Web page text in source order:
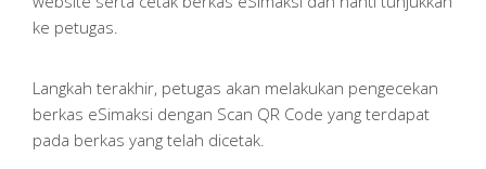
ke petugas.
Langkah terakhir, petugas akan melakukan pengecekan
berkas eSimaksi dengan Scan QR Code yang terdapat
pada berkas yang telah dicetak.